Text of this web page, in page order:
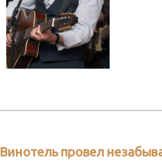
Винотель провел